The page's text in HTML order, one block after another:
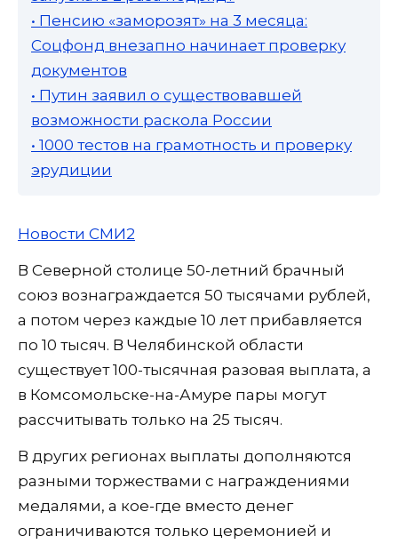
• Пенсию «заморозят» на 3 месяца:
Соцфонд внезапно начинает проверку
документов
• Путин заявил о существовавшей
возможности раскола России
• 1000 тестов на грамотность и проверку
эрудиции
Новости СМИ2
В Северной столице 50-летний брачный
союз вознаграждается 50 тысячами рублей,
а потом через каждые 10 лет прибавляется
по 10 тысяч. В Челябинской области
существует 100-тысячная разовая выплата, а
в Комсомольске-на-Амуре пары могут
рассчитывать только на 25 тысяч.
В других регионах выплаты дополняются
разными торжествами с награждениями
медалями, а кое-где вместо денег
ограничиваются только церемонией и